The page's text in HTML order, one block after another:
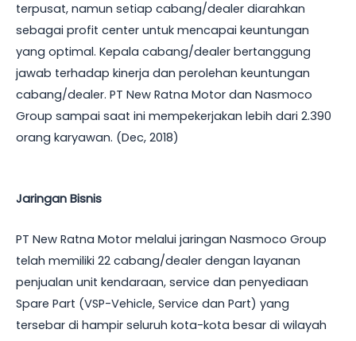
terpusat, namun setiap cabang/dealer diarahkan
sebagai profit center untuk mencapai keuntungan
yang optimal. Kepala cabang/dealer bertanggung
jawab terhadap kinerja dan perolehan keuntungan
cabang/dealer. PT New Ratna Motor dan Nasmoco
Group sampai saat ini mempekerjakan lebih dari 2.390
orang karyawan. (Dec, 2018)
Jaringan Bisnis
PT New Ratna Motor melalui jaringan Nasmoco Group
telah memiliki 22 cabang/dealer dengan layanan
penjualan unit kendaraan, service dan penyediaan
Spare Part (VSP-Vehicle, Service dan Part) yang
tersebar di hampir seluruh kota-kota besar di wilayah